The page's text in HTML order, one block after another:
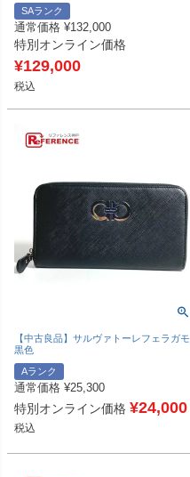
ルト LV テープ カセットテープ
財布 コインケース 小銭入れ 名
刺入れ L字ファスナー カードケ
ース モノグラムキャンバス ユ
ニセックス ブラウン 【中古】
SAランク
通常価格 ¥132,000
特別オンライン価格
¥129,000
税込
【中古良品】サルヴァトーレフェラガモ
黒色
Salvatore Ferragamo サルヴァ
トーレフェラガモ ガンチーニ
ロゴ ロングウォレット ラウン
ドファスナー 長財布 レザー ユ
ニセックス ブラック 【中古】
Aランク
通常価格 ¥25,300
特別オンライン価格 ¥24,000
税込